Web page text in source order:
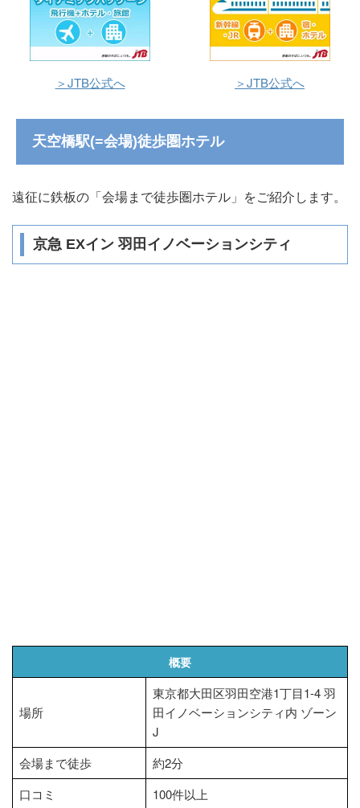
＞JTB公式へ ＞JTB公式へ
天空橋駅(=会場)徒歩圏ホテル
遠征に鉄板の「会場まで徒歩圏ホテル」をご紹介します。
京急 EXイン 羽田イノベーションシティ
概要
場所
東京都大田区羽田空港1丁目1-4 羽
田イノベーションシティ内 ゾーン
J
会場まで徒歩
約2分
口コミ
100件以上